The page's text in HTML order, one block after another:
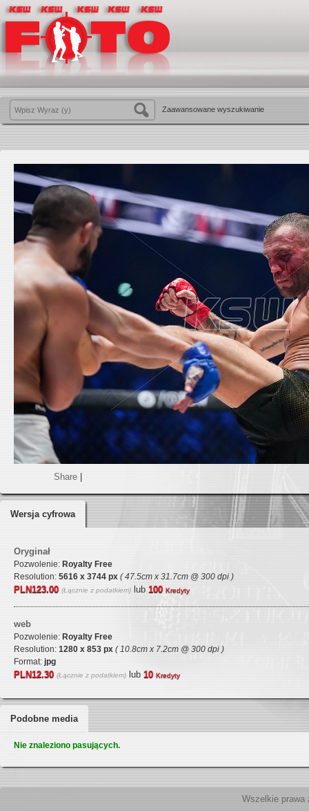
Zaawansowane wyszukiwanie
Share
Wersja cyfrowa
Oryginał
Pozwolenie: Royalty Free
Resolution: 5616 x 3744 px ( 47.5cm x 31.7cm @ 300 dpi )
PLN123.00 (Łącznie z podatkiem) lub 100 Kredyty
web
Pozwolenie: Royalty Free
Resolution: 1280 x 853 px ( 10.8cm x 7.2cm @ 300 dpi )
Format: jpg
PLN12.30 (Łącznie z podatkiem) lub 10 Kredyty
Podobne media
Nie znaleziono pasujących.